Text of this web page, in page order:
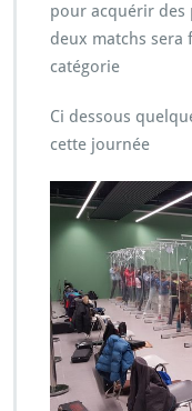
pour acquérir des
deux matchs
catégorie
Ci dessous
cette journée